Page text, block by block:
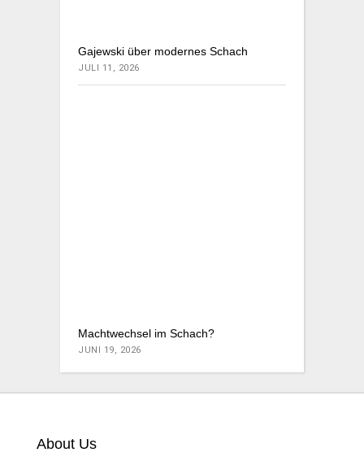
Gajewski über modernes Schach
JULI 11, 2026
Machtwechsel im Schach?
JUNI 19, 2026
About Us